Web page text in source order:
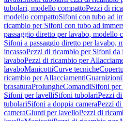
tubolari, modello compattoPezzi di
modello compattoSifoni con tubo ad
ricambio per Sifoni con tubo ad
passaggio diretto per lavabo, modello
Sifoni a passaggio diretto per lavabo,
incassoPezzi di ricambio per Sifoni da
lavaboPezzi di ricambio per
lavaboManicottiCurve tecniche
ricambio per AllacciamentiGuarnizioni
brasaturaProlungheComandiSifoni per
Sifoni per lavelliSifoni tubolariPezzi
tubolariSifoni a doppia cameraPezzi
cameraGiunti per lavelloPezzi di